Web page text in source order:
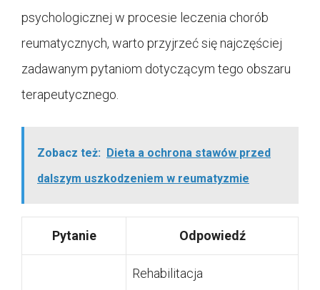
psychologicznej w procesie leczenia chorób
reumatycznych, warto przyjrzeć się najczęściej
zadawanym pytaniom dotyczącym tego obszaru
terapeutycznego.
Zobacz też: Dieta a ochrona stawów przed
dalszym uszkodzeniem w reumatyzmie
Pytanie Odpowiedź
Rehabilitacja